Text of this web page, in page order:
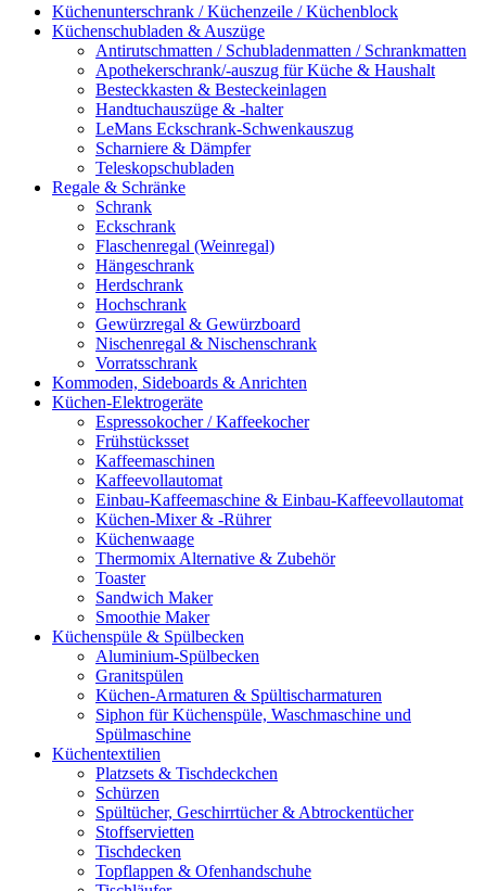
Küchenunterschrank / Küchenzeile / Küchenblock
Küchenschubladen & Auszüge
Antirutschmatten / Schubladenmatten / Schrankmatten
Apothekerschrank/-auszug für Küche & Haushalt
Besteckkasten & Besteckeinlagen
Handtuchauszüge & -halter
LeMans Eckschrank-Schwenkauszug
Scharniere & Dämpfer
Teleskopschubladen
Regale & Schränke
Schrank
Eckschrank
Flaschenregal (Weinregal)
Hängeschrank
Herdschrank
Hochschrank
Gewürzregal & Gewürzboard
Nischenregal & Nischenschrank
Vorratsschrank
Kommoden, Sideboards & Anrichten
Küchen-Elektrogeräte
Espressokocher / Kaffeekocher
Frühstücksset
Kaffeemaschinen
Kaffeevollautomat
Einbau-Kaffeemaschine & Einbau-Kaffeevollautomat
Küchen-Mixer & -Rührer
Küchenwaage
Thermomix Alternative & Zubehör
Toaster
Sandwich Maker
Smoothie Maker
Küchenspüle & Spülbecken
Aluminium-Spülbecken
Granitspülen
Küchen-Armaturen & Spültischarmaturen
Siphon für Küchenspüle, Waschmaschine und
Spülmaschine
Küchentextilien
Platzsets & Tischdeckchen
Schürzen
Spültücher, Geschirrtücher & Abtrockentücher
Stoffservietten
Tischdecken
Topflappen & Ofenhandschuhe